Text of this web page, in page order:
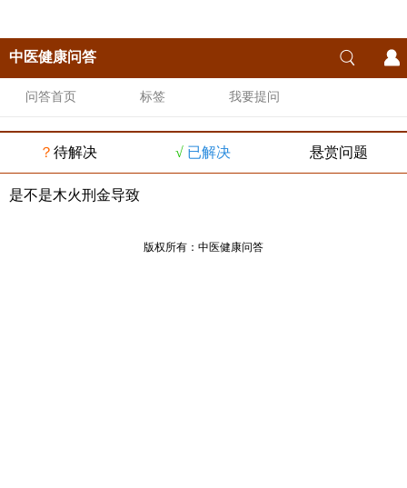
中医健康问答
问答首页 标签 我要提问
？ 待解决 √ 已解决 悬赏问题
是不是木火刑金导致
版权所有： 中医健康问答